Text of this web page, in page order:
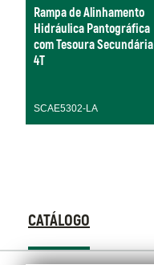
Rampa de Alinhamento
Hidráulica Pantográfica
com Tesoura Secundária
4T
SCAE5302-LA
CATÁLOGO
CATÁLOGO